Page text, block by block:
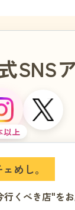
SNS
以上
めし。
くべき店"を